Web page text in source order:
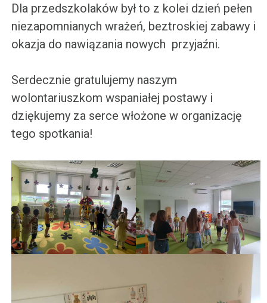
Dla przedszkolaków był to z kolei dzień pełen
niezapomnianych wrażeń, beztroskiej zabawy i
okazja do nawiązania nowych przyjaźni.
Serdecznie gratulujemy naszym
wolontariuszkom wspaniałej postawy i
dziękujemy za serce włożone w organizację
tego spotkania!